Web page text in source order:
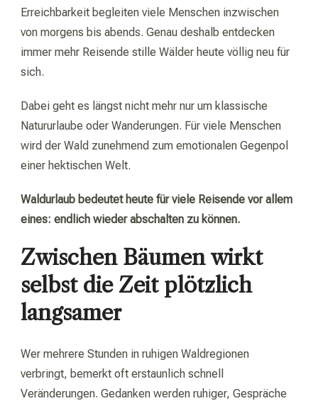
Erreichbarkeit begleiten viele Menschen inzwischen
von morgens bis abends. Genau deshalb entdecken
immer mehr Reisende stille Wälder heute völlig neu für
sich.
Dabei geht es längst nicht mehr nur um klassische
Natururlaube oder Wanderungen. Für viele Menschen
wird der Wald zunehmend zum emotionalen Gegenpol
einer hektischen Welt.
Waldurlaub bedeutet heute für viele Reisende vor allem
eines: endlich wieder abschalten zu können.
Zwischen Bäumen wirkt
selbst die Zeit plötzlich
langsamer
Wer mehrere Stunden in ruhigen Waldregionen
verbringt, bemerkt oft erstaunlich schnell
Veränderungen. Gedanken werden ruhiger, Gespräche